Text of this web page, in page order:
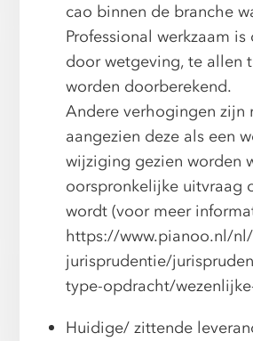
cao binnen de branche
Professional werkzaam
door wetgeving, te allen
worden doorberekend.
Andere verhogingen
aangezien deze als een
wijziging gezien worden
oorspronkelijke uitvraag
wordt (voor meer
https://www.pianoo.nl/
jurisprudentie/
type-opdracht/
Huidige/ zittende